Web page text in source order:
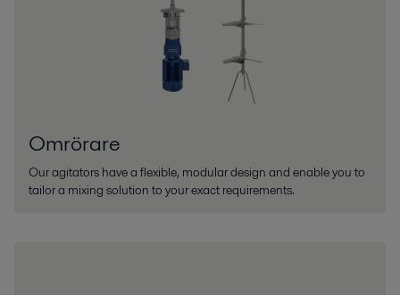
Omrörare
Our agitators have a flexible, modular design and enable you to
tailor a mixing solution to your exact requirements.